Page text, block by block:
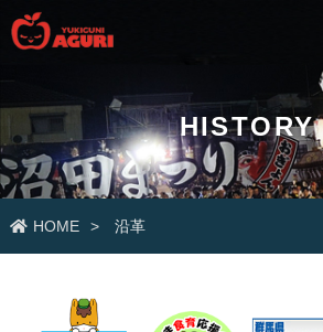
HISTORY
HOME 沿革